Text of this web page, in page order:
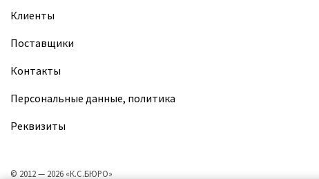
Клиенты
Поставщики
Контакты
Персональные данные, политика
Реквизиты
© 2012 — 2026 «К.С.БЮРО»